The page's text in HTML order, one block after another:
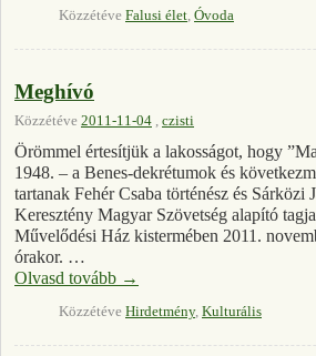
Közzétéve Falusi élet, Óvoda
Meghívó
Közzétéve 2011-11-04 , czisti
Örömmel értesítjük a lakosságot, hogy
1948. – a Benes-dekrétumok és
tartanak Fehér Csaba történész és Sárközi
Keresztény Magyar Szövetség alapító
Művelődési Ház kistermében 2011.
órakor. …
Olvasd tovább →
Közzétéve Hirdetmény, Kulturális